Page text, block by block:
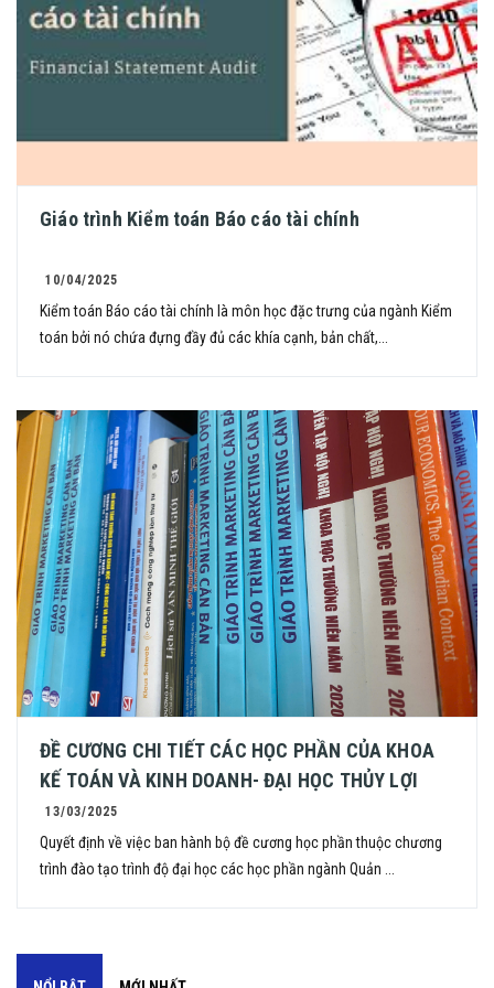
Giáo trình Kiểm toán Báo cáo tài chính
10/04/2025
Kiểm toán Báo cáo tài chính là môn học đặc trưng của ngành Kiểm
toán bởi nó chứa đựng đầy đủ các khía cạnh, bản chất,...
ĐỀ CƯƠNG CHI TIẾT CÁC HỌC PHẦN CỦA KHOA
KẾ TOÁN VÀ KINH DOANH- ĐẠI HỌC THỦY LỢI
13/03/2025
Quyết định về việc ban hành bộ đề cương học phần thuộc chương
trình đào tạo trình độ đại học các học phần ngành Quản ...